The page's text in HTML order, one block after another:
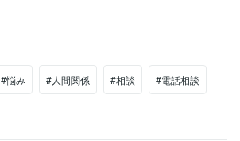
#悩み #人間関係 #相談 #電話相談